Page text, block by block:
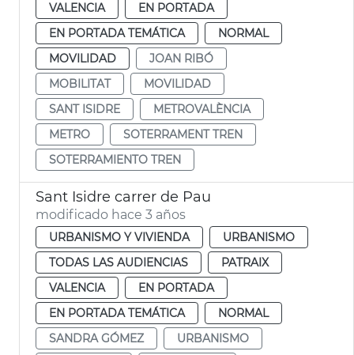
VALENCIA
EN PORTADA
EN PORTADA TEMÁTICA
NORMAL
MOVILIDAD
JOAN RIBÓ
MOBILITAT
MOVILIDAD
SANT ISIDRE
METROVALÈNCIA
METRO
SOTERRAMENT TREN
SOTERRAMIENTO TREN
Sant Isidre carrer de Pau
modificado hace 3 años
URBANISMO Y VIVIENDA
URBANISMO
TODAS LAS AUDIENCIAS
PATRAIX
VALENCIA
EN PORTADA
EN PORTADA TEMÁTICA
NORMAL
SANDRA GÓMEZ
URBANISMO